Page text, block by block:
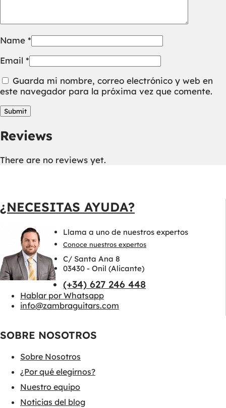
Name *
Email *
Guarda mi nombre, correo electrónico y web en
este navegador para la próxima vez que comente.
Reviews
There are no reviews yet.
¿NECESITAS AYUDA?
Llama a uno de nuestros expertos
Conoce nuestros expertos
C/ Santa Ana 8
03430 - Onil (Alicante)
(+34) 627 246 448
Hablar por Whatsapp
info@zambraguitars.com
SOBRE NOSOTROS
Sobre Nosotros
¿Por qué elegirnos?
Nuestro equipo
Noticias del blog